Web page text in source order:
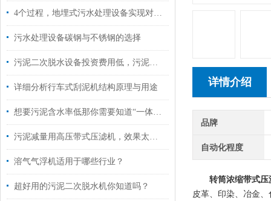
4个过程，地埋式污水处理设备实现对污水的处理
污水处理设备碳钢与不锈钢的选择
污泥二次脱水设备投资费用低，污泥减量率高！
详细分析行车式刮泥机结构原理与用途
想要污泥含水率低那你需要知道“一体式高压带式污泥深度脱水机”
污泥减量用高压带式压滤机，效果太赞了！
溶气气浮机适用于哪些行业？
超好用的污泥二次脱水机你知道吗？
详情介绍
品牌
自动化程度
转筒浓缩带式压
皮革、印染、冶金